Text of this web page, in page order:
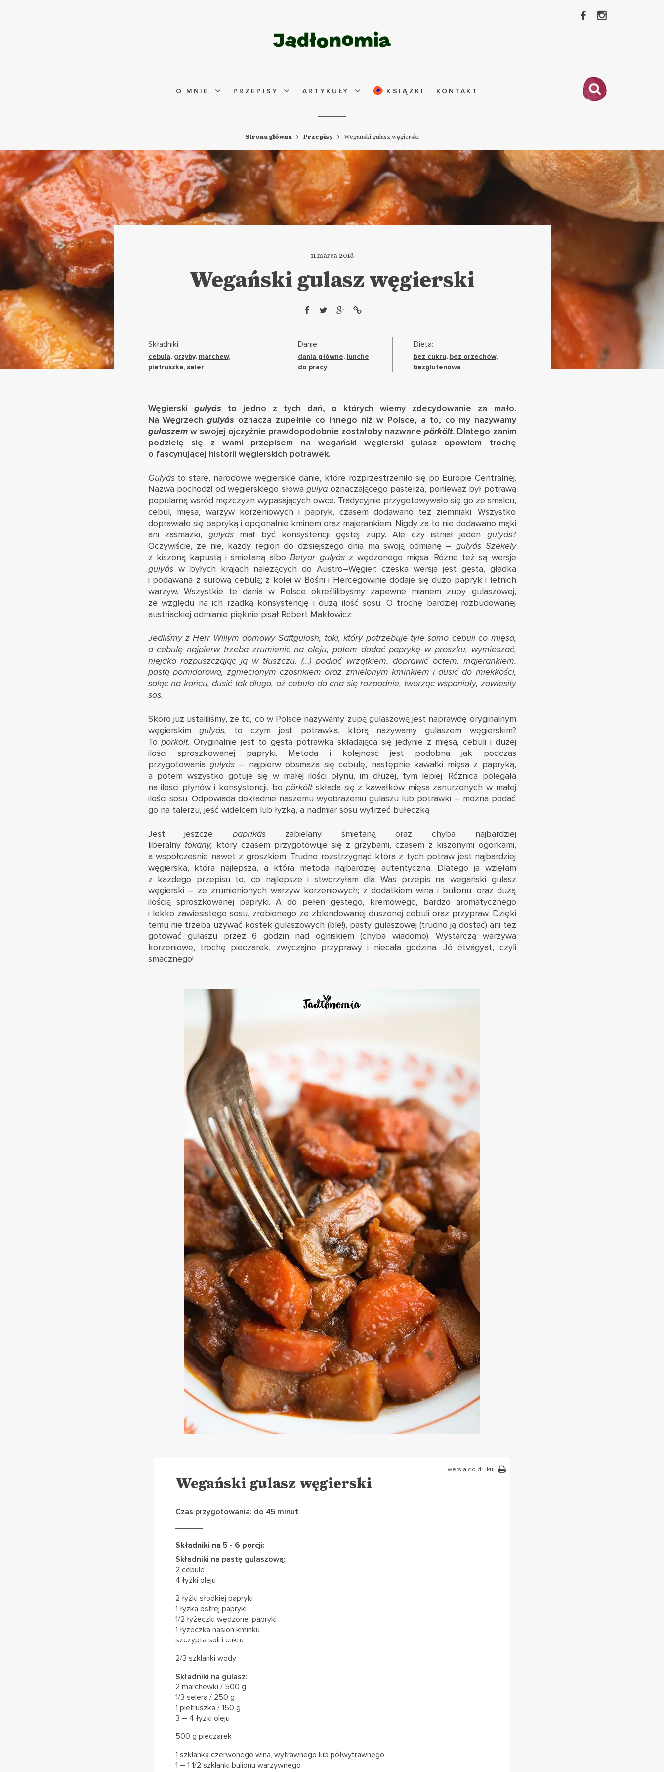
O MNIE PRZEPISY ARTYKUŁY KSIĄŻKI KONTAKT
Strona główna Przepisy Wegański gulasz węgierski
11 marca 2018
Wegański gulasz węgierski
Składniki:
cebula, grzyby, marchew,
pietruszka, seler
Danie:
dania główne, lunche
do pracy
Dieta:
bez cukru, bez orzechów,
bezglutenowa
Węgierski gulyás to jedno z tych dań, o których wiemy zdecydowanie za mało.
Na Węgrzechgulyás oznacza zupełnie co innego niż w Polsce, a to, co my nazywamy
gulaszemw swojej ojczyźnie prawdopodobnie zostałoby nazwanepörkölt. Dlatego zanim
podzielę się z wami przepisem na wegański węgierski gulasz opowiem trochę
o fascynującej historii węgierskich potrawek.
Gulyásto stare, narodowe węgierskie danie, które rozprzestrzeniło się po Europie Centralnej.
Nazwa pochodzi od węgierskiego słowa gulya oznaczającego pasterza, ponieważ był potrawą
popularną wśród mężczyzn wypasających owce. Tradycyjnie przygotowywało się go ze smalcu,
cebul, mięsa, warzyw korzeniowych i papryk, czasem dodawano też ziemniaki. Wszystko
doprawiało się papryką i opcjonalnie kminem oraz majerankiem. Nigdy za to nie dodawano mąki
ani zasmażki, gulyásmiał być konsystencji gęstej zupy. Ale czy istniał jeden gulyás?
Oczywiście, że nie, każdy region do dzisiejszego dnia ma swoją odmianę – gulyásSzekely
z kiszoną kapustą i śmietaną alboBetyar gulyász wędzonego mięsa. Różne też są wersje
gulyásw byłych krajach należących do Austro–Węgier: czeska wersja jest gęsta, gładka
i podawana z surową cebulą; z kolei w Bośni i Hercegowinie dodaje się dużo papryk i letnich
warzyw. Wszystkie te dania w Polsce określilibyśmy zapewne mianem zupy gulaszowej,
ze względu na ich rzadką konsystencję i dużą ilość sosu. O trochę bardziej rozbudowanej
austriackiej odmianie pięknie pisał Robert Makłowicz:
Jedliśmy z Herr Willym domowy Saftgulash, taki, który potrzebuje tyle samo cebuli co mięsa,
a cebulę najpierw trzeba zrumienić na oleju, potem dodać paprykę w proszku, wymieszać,
niejako rozpuszczając ją w tłuszczu, (…) podlać wrzątkiem, doprawić octem, majerankiem,
pastą pomidorową, zgniecionym czosnkiem oraz zmielonym kminkiem i dusić do miekkości,
soląc na końcu, dusić tak dlugo, aż cebula do cna się rozpadnie, tworząc wspaniały, zawiesity
sos.
Skoro już ustaliliśmy, że to, co w Polsce nazywamy zupą gulaszową jest naprawdę oryginalnym
węgierskim gulyás, to czym jest potrawka, którą nazywamy gulaszem węgierskim?
Topörkölt. Oryginalnie jest to gęsta potrawka składająca się jedynie z mięsa, cebuli i dużej
ilości sproszkowanej papryki. Metoda i kolejność jest podobna jak podczas
przygotowania gulyás– najpierw obsmaża się cebulę, następnie kawałki mięsa z papryką,
a potem wszystko gotuje się w małej ilości płynu, im dłużej, tym lepiej. Różnica polegała
na ilości płynów i konsystencji, bopörköltskłada się z kawałków mięsa zanurzonych w małej
ilości sosu. Odpowiada dokładnie naszemu wyobrażeniu gulaszu lub potrawki – można podać
go na talerzu, jeść widelcem lub łyżką, a nadmiar sosu wytrzeć bułeczką.
Jest jeszcze paprikás zabielany śmietaną oraz chyba najbardziej
liberalny tokány, który czasem przygotowuje się z grzybami, czasem z kiszonymi ogórkami,
a współcześnie nawet z groszkiem. Trudno rozstrzygnąć która z tych potraw jest najbardziej
węgierska, która najlepsza, a która metoda najbardziej autentyczna. Dlatego ja wzięłam
z każdego przepisu to, co najlepsze i stworzyłam dla Was przepis na wegański gulasz
węgierski – ze zrumienionych warzyw korzeniowych; z dodatkiem wina i bulionu; oraz dużą
ilością sproszkowanej papryki. A do pełen gęstego, kremowego, bardzo aromatycznego
i lekko zawiesistego sosu, zrobionego ze zblendowanej duszonej cebuli oraz przypraw. Dzięki
temu nie trzeba używać kostek gulaszowych (ble!), pasty gulaszowej (trudno ją dostać) ani też
gotować gulaszu przez 6 godzin nad ogniskiem (chyba wiadomo). Wystarczą warzywa
korzeniowe, trochę pieczarek, zwyczajne przyprawy i niecała godzina. Jó étvágyat, czyli
smacznego!
wersja do druku
Wegański gulasz węgierski
Czas przygotowania: do 45 minut
Składniki na 5 - 6 porcji:
Składniki na pastę gulaszową:
2 cebule
4 łyżki oleju
2 łyżki słodkiej papryki
1 łyżka ostrej papryki
1/2 łyżeczki wędzonej papryki
1 łyżeczka nasion kminku
szczypta soli i cukru
2/3 szklanki wody
Składniki na gulasz:
2 marchewki / 500 g
1/3 selera / 250 g
1 pietruszka / 150 g
3 – 4 łyżki oleju
500 g pieczarek
1 szklanka czerwonego wina, wytrawnego lub półwytrawnego
1 – 1 1/2 szklanki bulionu warzywnego